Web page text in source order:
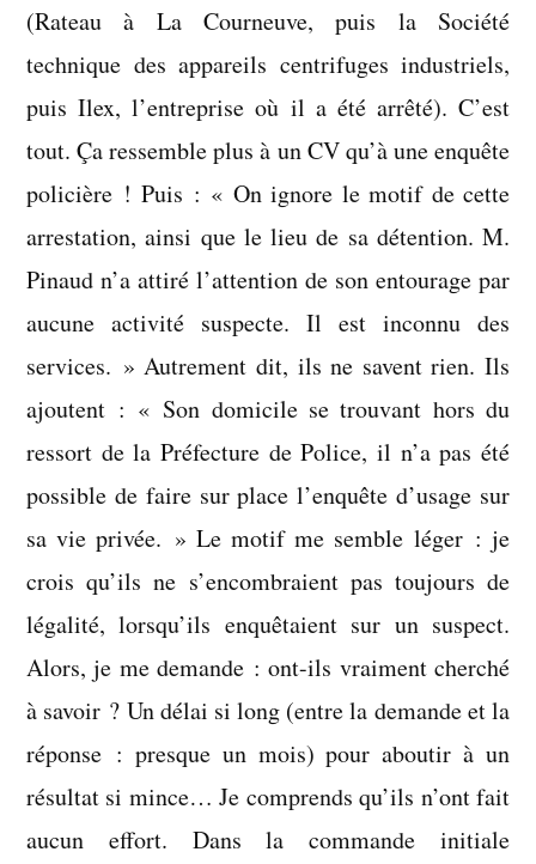
(Rateau à La Courneuve, puis la Société
technique des appareils centrifuges industriels,
puis Ilex, l’entreprise où il a été arrêté). C’est
tout. Ça ressemble plus à un CV qu’à une enquête
policière ! Puis : « On ignore le motif de cette
arrestation, ainsi que le lieu de sa détention. M.
Pinaud n’a attiré l’attention de son entourage par
aucune activité suspecte. Il est inconnu des
services. » Autrement dit, ils ne savent rien. Ils
ajoutent : « Son domicile se trouvant hors du
ressort de la Préfecture de Police, il n’a pas été
possible de faire sur place l’enquête d’usage sur
sa vie privée. » Le motif me semble léger : je
crois qu’ils ne s’encombraient pas toujours de
légalité, lorsqu’ils enquêtaient sur un suspect.
Alors, je me demande : ont-ils vraiment cherché
à savoir ? Un délai si long (entre la demande et la
réponse : presque un mois) pour aboutir à un
résultat si mince… Je comprends qu’ils n’ont fait
aucun effort. Dans la commande initiale